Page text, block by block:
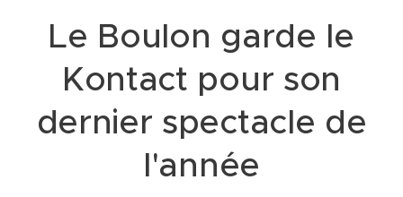
Le Boulon garde le
Kontact pour son
dernier spectacle de
l'année